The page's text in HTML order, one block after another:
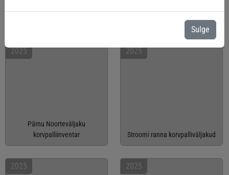
Viimsi jalgpallihall
2025
Pärnu Noorteväljaku
korvpalliinventar
2025
Stroomi ranna korvpalliväljakud
2025 2025
Sulge